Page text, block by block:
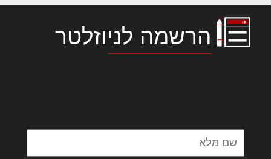
הרשמה לניוזלטר